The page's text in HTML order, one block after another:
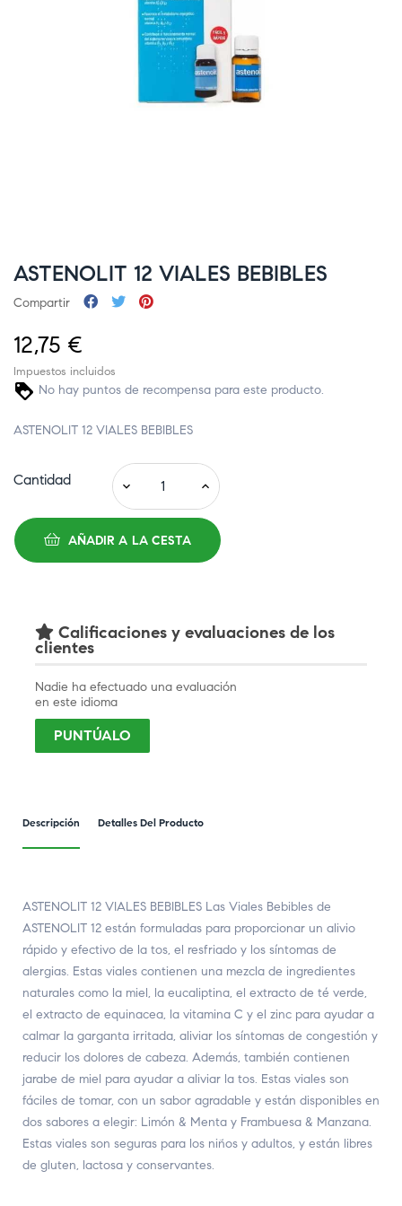
ASTENOLIT 12 VIALES BEBIBLES
Compartir
12,75 €
Impuestos incluidos
No hay puntos de recompensa para este producto.
ASTENOLIT 12 VIALES BEBIBLES
Cantidad
AÑADIR A LA CESTA
Calificaciones y evaluaciones de los
clientes
Nadie ha efectuado una evaluación
en este idioma
PUNTÚALO
Descripción Detalles Del Producto
ASTENOLIT 12 VIALES BEBIBLES Las Viales Bebibles de
ASTENOLIT 12 están formuladas para proporcionar un alivio
rápido y efectivo de la tos, el resfriado y los síntomas de
alergias. Estas viales contienen una mezcla de ingredientes
naturales como la miel, la eucaliptina, el extracto de té verde,
el extracto de equinacea, la vitamina C y el zinc para ayudar a
calmar la garganta irritada, aliviar los síntomas de congestión y
reducir los dolores de cabeza. Además, también contienen
jarabe de miel para ayudar a aliviar la tos. Estas viales son
fáciles de tomar, con un sabor agradable y están disponibles en
dos sabores a elegir: Limón & Menta y Frambuesa & Manzana.
Estas viales son seguras para los niños y adultos, y están libres
de gluten, lactosa y conservantes.